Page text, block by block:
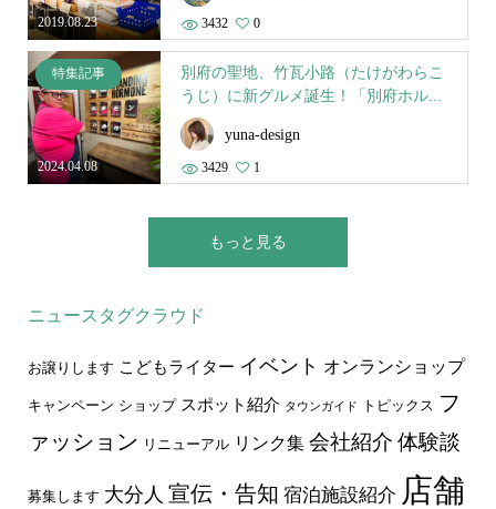
2019.08.23 3432 0
2024.04.08
特集記事
別府の聖地、竹瓦小路（たけがわらこ
うじ）に新グルメ誕生！「別府ホル...
yuna-design
3429 1
もっと見る
ニュースタグクラウド
お譲りします こどもライター イベント オンランショップ
キャンペーン ショップ スポット紹介 タウンガイド トピックス フ
ァッション リニューアル リンク集 会社紹介 体験談
募集します 大分人 宣伝・告知 宿泊施設紹介 店舗